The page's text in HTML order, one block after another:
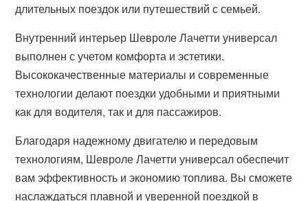
длительных поездок или путешествий с семьей.
Внутренний интерьер Шевроле Лачетти универсал
выполнен с учетом комфорта и эстетики.
Высококачественные материалы и современные
технологии делают поездки удобными и приятными
как для водителя, так и для пассажиров.
Благодаря надежному двигателю и передовым
технологиям, Шевроле Лачетти универсал обеспечит
вам эффективность и экономию топлива. Вы сможете
наслаждаться плавной и уверенной поездкой в